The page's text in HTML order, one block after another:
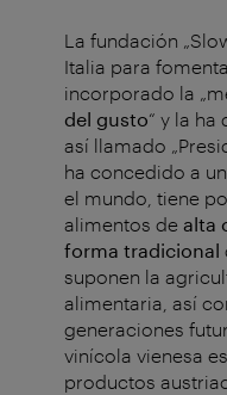
La fundación
Italia para
incorporado la
del gusto“ y la
así llamado
ha concedido a
el mundo, tiene
alimentos de alta
forma tradicional
suponen la
alimentaria, así
generaciones
vinícola vienesa
productos